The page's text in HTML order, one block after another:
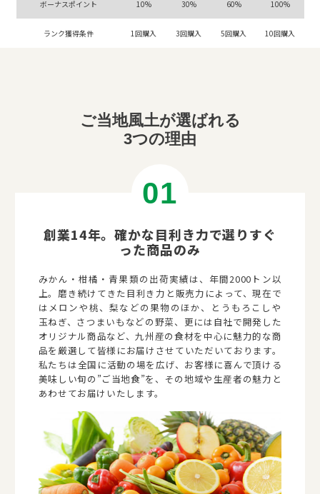
ボーナスポイント 10% 30% 60% 100%
ランク獲得条件 1回購入 3回購入 5回購入 10回購入
ご当地風土が選ばれる
3つの理由
創業14年。確かな目利き力で選りすぐ
った商品のみ
みかん・柑橘・青果類の出荷実績は、年間2000トン以
上。磨き続けてきた目利き力と販売力によって、現在で
はメロンや桃、梨などの果物のほか、とうもろこしや
玉ねぎ、さつまいもなどの野菜、更には自社で開発した
オリジナル商品など、九州産の食材を中心に魅力的な商
品を厳選して皆様にお届けさせていただいております。
私たちは全国に活動の場を広げ、お客様に喜んで頂ける
美味しい旬の”ご当地食”を、その地域や生産者の魅力と
あわせてお届けいたします。